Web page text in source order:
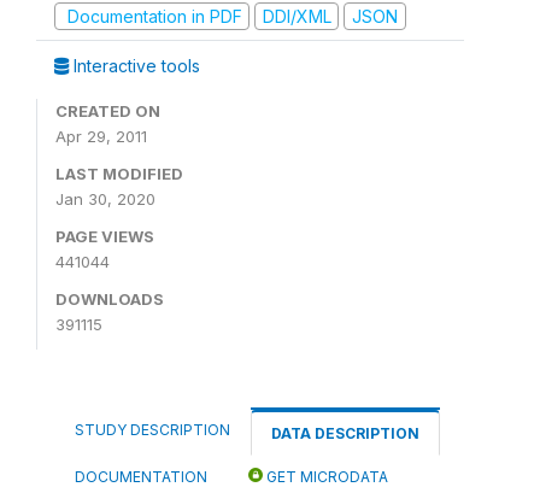
Documentation in PDF
DDI/XML JSON
Interactive tools
CREATED ON
Apr 29, 2011
LAST MODIFIED
Jan 30, 2020
PAGE VIEWS
441044
DOWNLOADS
391115
STUDY DESCRIPTION DATA DESCRIPTION
DOCUMENTATION GET MICRODATA